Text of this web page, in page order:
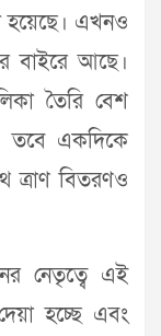
হয়েছে। এখনও
বাইরে আছে।
তৈরি বেশ
তবে একদিকে
ত্রাণ বিতরণও
নেতৃত্বে এই
হচ্ছে এবং